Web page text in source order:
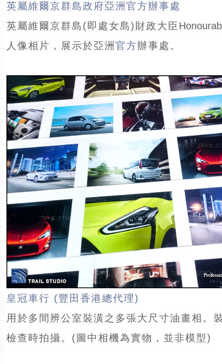
英屬維爾京群島政府亞洲官方辦事處
英屬維爾京群島(即處女島)財政大臣
人像相片，展示於亞洲 官方辦事處。
皇冠車行 (豐田香港總代理)
用於多間辨公室裝潢之多張大尺寸油畫相。
檢查時拍攝。(圖中相機為實物，並非模型)